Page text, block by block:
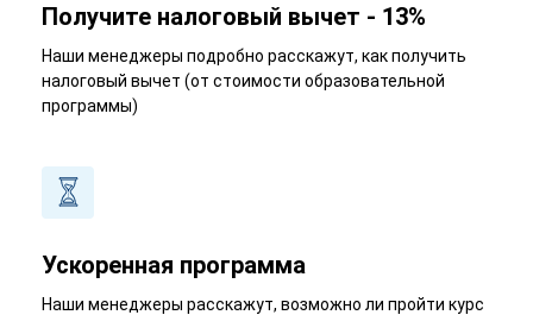
Получите налоговый вычет - 13%
Наши менеджеры подробно расскажут, как получить
налоговый вычет (от стоимости образовательной
программы)
Ускоренная программа
Наши менеджеры расскажут, возможно ли пройти курс